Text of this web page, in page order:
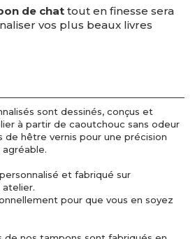
de chat tout en finesse sera
vos plus beaux livres
sont dessinés, conçus et
à partir de caoutchouc sans odeur
de hêtre vernis pour une précision
et fabriqué sur
pour que vous en soyez